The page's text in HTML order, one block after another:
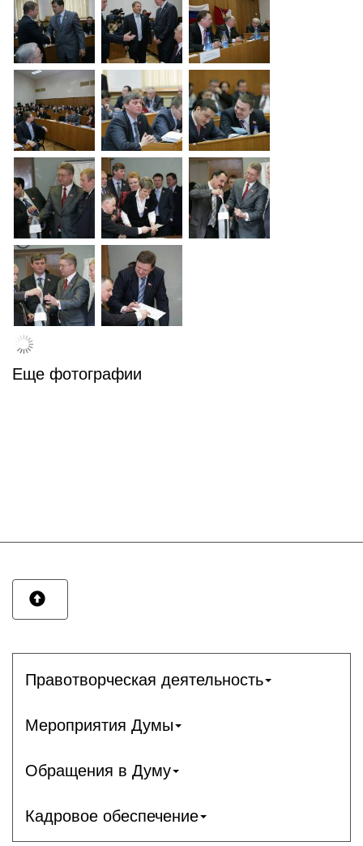
Еще фотографии
Правотворческая деятельность
Мероприятия Думы
Обращения в Думу
Кадровое обеспечение